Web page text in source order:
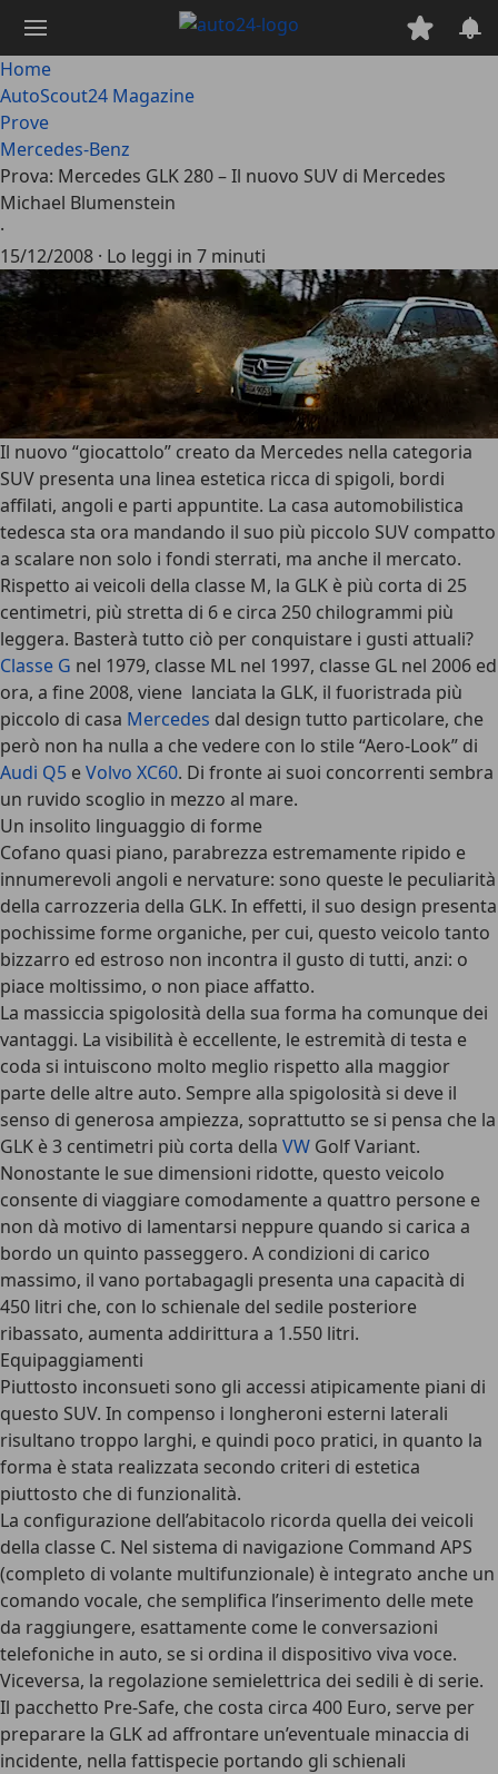
contenuto
principale
Home
AutoScout24 Magazine
Prove
Mercedes-Benz
Prova: Mercedes GLK 280 – Il nuovo SUV di Mercedes
Michael Blumenstein
·
15/12/2008 · Lo leggi in 7 minuti
Il nuovo “giocattolo” creato da Mercedes nella categoria
SUV presenta una linea estetica ricca di spigoli, bordi
affilati, angoli e parti appuntite. La casa automobilistica
tedesca sta ora mandando il suo più piccolo SUV compatto
a scalare non solo i fondi sterrati, ma anche il mercato.
Rispetto ai veicoli della classe M, la GLK è più corta di 25
centimetri, più stretta di 6 e circa 250 chilogrammi più
leggera. Basterà tutto ciò per conquistare i gusti attuali?
Classe G nel 1979, classe ML nel 1997, classe GL nel 2006 ed
ora, a fine 2008, viene lanciata la GLK, il fuoristrada più
piccolo di casa Mercedes dal design tutto particolare, che
però non ha nulla a che vedere con lo stile “Aero-Look” di
Audi Q5 eVolvo XC60. Di fronte ai suoi concorrenti sembra
un ruvido scoglio in mezzo al mare.
Un insolito linguaggio di forme
Cofano quasi piano, parabrezza estremamente ripido e
innumerevoli angoli e nervature: sono queste le peculiarità
della carrozzeria della GLK. In effetti, il suo design presenta
pochissime forme organiche, per cui, questo veicolo tanto
bizzarro ed estroso non incontra il gusto di tutti, anzi: o
piace moltissimo, o non piace affatto.
La massiccia spigolosità della sua forma ha comunque dei
vantaggi. La visibilità è eccellente, le estremità di testa e
coda si intuiscono molto meglio rispetto alla maggior
parte delle altre auto. Sempre alla spigolosità si deve il
senso di generosa ampiezza, soprattutto se si pensa che la
GLK è 3 centimetri più corta della VW Golf Variant.
Nonostante le sue dimensioni ridotte, questo veicolo
consente di viaggiare comodamente a quattro persone e
non dà motivo di lamentarsi neppure quando si carica a
bordo un quinto passeggero. A condizioni di carico
massimo, il vano portabagagli presenta una capacità di
450 litri che, con lo schienale del sedile posteriore
ribassato, aumenta addirittura a 1.550 litri.
Equipaggiamenti
Piuttosto inconsueti sono gli accessi atipicamente piani di
questo SUV. In compenso i longheroni esterni laterali
risultano troppo larghi, e quindi poco pratici, in quanto la
forma è stata realizzata secondo criteri di estetica
piuttosto che di funzionalità.
La configurazione dell’abitacolo ricorda quella dei veicoli
della classe C. Nel sistema di navigazione Command APS
(completo di volante multifunzionale) è integrato anche un
comando vocale, che semplifica l’inserimento delle mete
da raggiungere, esattamente come le conversazioni
telefoniche in auto, se si ordina il dispositivo viva voce.
Viceversa, la regolazione semielettrica dei sedili è di serie.
Il pacchetto Pre-Safe, che costa circa 400 Euro, serve per
preparare la GLK ad affrontare un’eventuale minaccia di
incidente, nella fattispecie portando gli schienali